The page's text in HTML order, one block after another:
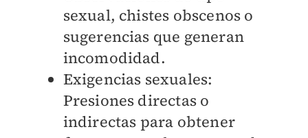
sexual, chistes obscenos o
sugerencias que generan
incomodidad.
Exigencias sexuales:
Presiones directas o
indirectas para obtener